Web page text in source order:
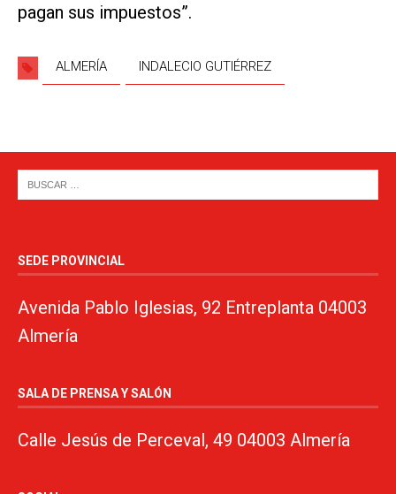
pagan sus impuestos”.
ALMERÍA INDALECIO GUTIÉRREZ
SEDE PROVINCIAL
Avenida Pablo Iglesias, 92 Entreplanta 04003
Almería
SALA DE PRENSA Y SALÓN
Calle Jesús de Perceval, 49 04003 Almería